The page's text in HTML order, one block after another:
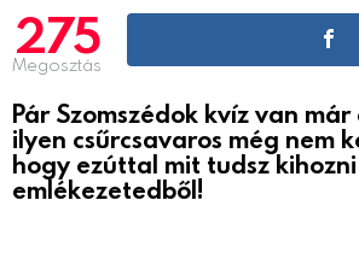
275
Megosztás
Pár Szomszédok kvíz van
ilyen csűrcsavaros még nem
hogy ezúttal mit tudsz kihozni
emlékezetedből!